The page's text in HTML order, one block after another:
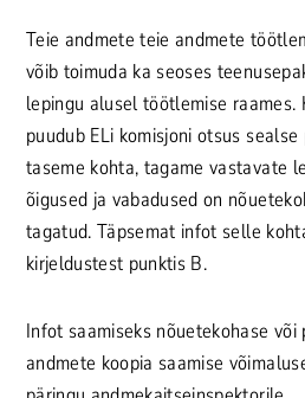
Teie andmete teie andmete
võib toimuda ka seoses
lepingu alusel töötlemise raames.
puudub ELi komisjoni otsus
taseme kohta, tagame vastavate
õigused ja vabadused on
tagatud. Täpsemat infot selle
kirjeldustest punktis B.
Infot saamiseks nõuetekohase
andmete koopia saamise